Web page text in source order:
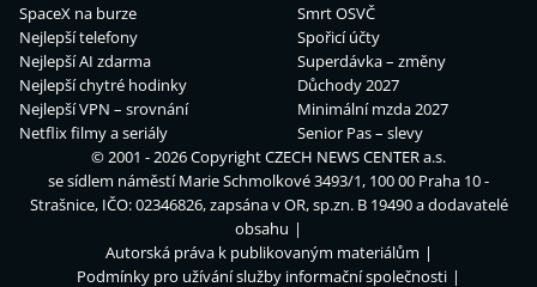
SpaceX na burze
Nejlepší telefony
Nejlepší AI zdarma
Nejlepší chytré hodinky
Nejlepší VPN – srovnání
Netflix filmy a seriály
Smrt OSVČ
Spořicí účty
Superdávka – změny
Důchody 2027
Minimální mzda 2027
Senior Pas – slevy
© 2001 - 2026 CopyrightCZECH NEWS CENTER a.s.
se sídlem náměstí Marie Schmolkové 3493/1, 100 00 Praha 10 -
Strašnice, IČO: 02346826, zapsána v OR, sp.zn. B 19490 a dodavatelé
obsahu
Autorská práva k publikovaným materiálům
Podmínky pro užívání služby informační společnosti